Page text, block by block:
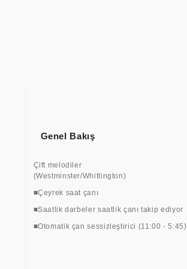
Genel Bakış
Çift melodiler
(Westminster/Whittington)
■Çeyrek saat çanı
■Saatlik darbeler saatlik çanı takip ediyor
■Otomatik çan sessizleştirici (11:00 - 5:45)